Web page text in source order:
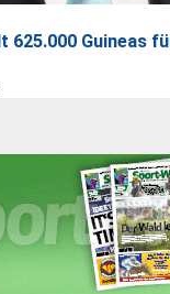
625.000 Guineas